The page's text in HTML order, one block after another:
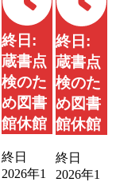
終日:
蔵書点
検のた
め図書
館休館
終日
2026年1
終日:
蔵書点
検のた
め図書
館休館
終日
2026年1